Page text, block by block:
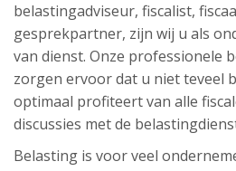
belastingadviseur, fiscalist,
gesprekpartner, zijn wij u als
van dienst. Onze professionele
zorgen ervoor dat u niet teveel
optimaal profiteert van alle
discussies met de
Belasting is voor veel